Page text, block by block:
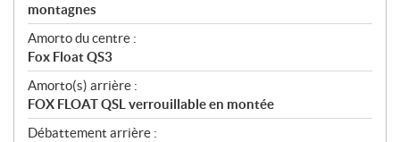
montagnes
Amorto du centre :
Fox Float QS3
Amorto(s) arrière :
FOX FLOAT QSL verrouillable en montée
Débattement arrière :